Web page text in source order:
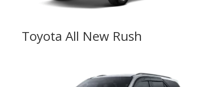
Toyota All New Rush